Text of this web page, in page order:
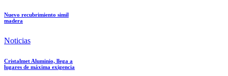
Nuevo recubrimiento simil
madera
Noticias
Cristalmet Aluminio, llega a
lugares de máxima exigencia